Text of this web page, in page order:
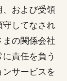
および受領
守してなされ
の関係会社
責任を負う
サービスを